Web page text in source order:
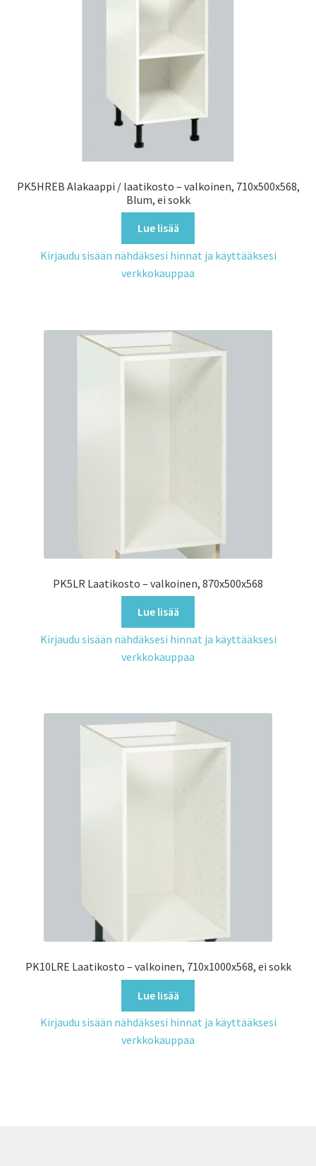
PK5HREB Alakaappi / laatikosto – valkoinen, 710x500x568,
Blum, ei sokk
Lue lisää
Kirjaudu sisään nähdäksesi hinnat ja käyttääksesi
verkkokauppaa
PK5LR Laatikosto – valkoinen, 870x500x568
Lue lisää
Kirjaudu sisään nähdäksesi hinnat ja käyttääksesi
verkkokauppaa
PK10LRE Laatikosto – valkoinen, 710x1000x568, ei sokk
Lue lisää
Kirjaudu sisään nähdäksesi hinnat ja käyttääksesi
verkkokauppaa